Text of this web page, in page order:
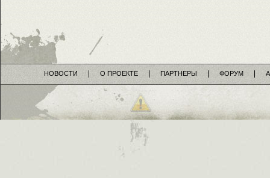
НОВОСТИ О ПРОЕКТЕ ПАРТНЕРЫ ФОРУМ